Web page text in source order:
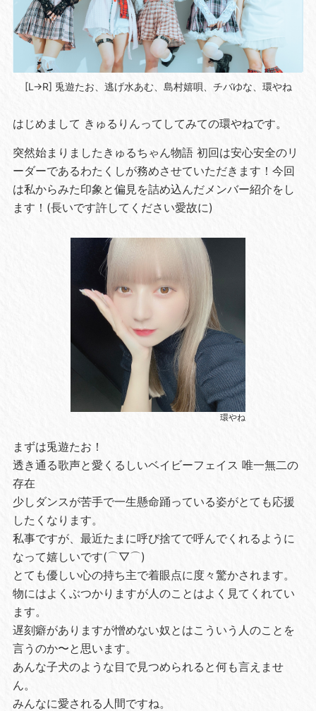
[L→R] 兎遊たお、逃げ水あむ、島村嬉唄、チバゆな、環やね
はじめまして きゅるりんってしてみての環やねです。
突然始まりましたきゅるちゃん物語 初回は安心安全のリ
ーダーであるわたくしが務めさせていただきます！今回
は私からみた印象と偏見を詰め込んだメンバー紹介をし
ます！(長いです許してください愛故に)
環やね
まずは兎遊たお！
透き通る歌声と愛くるしいベイビーフェイス 唯一無二の
存在
少しダンスが苦手で一生懸命踊っている姿がとても応援
したくなります。
私事ですが、最近たまに呼び捨てで呼んでくれるように
なって嬉しいです(⌒▽⌒)
とても優しい心の持ち主で着眼点に度々驚かされます。
物にはよくぶつかりますが人のことはよく見てくれてい
ます。
遅刻癖がありますが憎めない奴とはこういう人のことを
言うのか〜と思います。
あんな子犬のような目で見つめられると何も言えませ
ん。
みんなに愛される人間ですね。